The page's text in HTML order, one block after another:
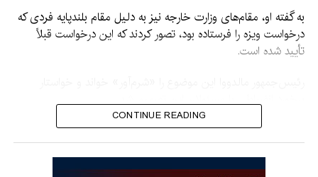
به گفته او، مقام‌های وزارت خارجه نیز به دلیل مقام بلندپایه فردی که
درخواست ویزه را فرستاده بود، تصور کردند که این درخواست قبلاً
تأیید شده است.
برخورد انضباطی با مسئولان این تصمیم شد.
ساندو گفت: «براساس اطلاعاتی که در اختیار دارم، یکی از معینان
وزارت زراعت بررسی نکرده بود که سیاست جمهوری مالدووا در قبال
رژیم افغانستان چیست. این موضوع عجیب است.»
CONTINUE READING